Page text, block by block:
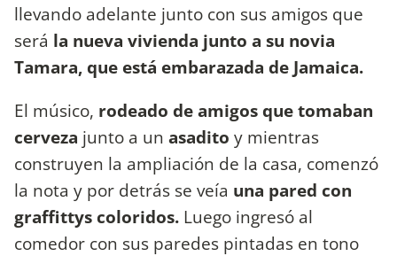
llevando adelante junto con sus amigos que
será la nueva vivienda junto a su novia
Tamara, que está embarazada de Jamaica.
El músico, rodeado de amigos que tomaban
cerveza junto a un asadito y mientras
construyen la ampliación de la casa, comenzó
la nota y por detrás se veía una pared con
graffittys coloridos. Luego ingresó al
comedor con sus paredes pintadas en tono